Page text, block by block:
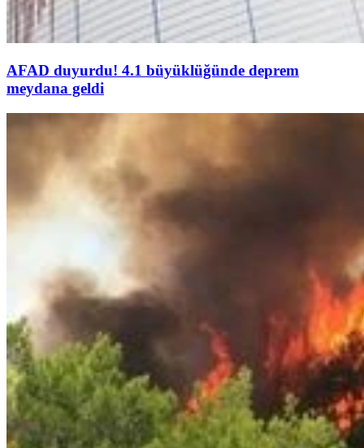
AFAD duyurdu! 4.1 büyüklüğünde deprem
meydana geldi